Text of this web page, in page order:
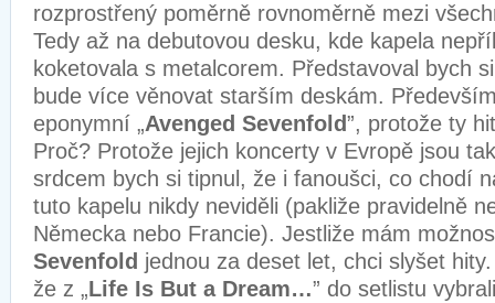
rozprostřený poměrně rovnoměrně mezi
Tedy až na debutovou desku, kde kapela
koketovala s metalcorem. Představoval bych
bude více věnovat starším deskám.
eponymní „Avenged Sevenfold”, protože ty
Proč? Protože jejich koncerty v Evropě jsou
srdcem bych si tipnul, že i fanoušci, co chodí
tuto kapelu nikdy neviděli (pakliže pravidelně
Německa nebo Francie). Jestliže mám
Sevenfold jednou za deset let, chci slyšet
že z „Life Is But a Dream…” do setlistu